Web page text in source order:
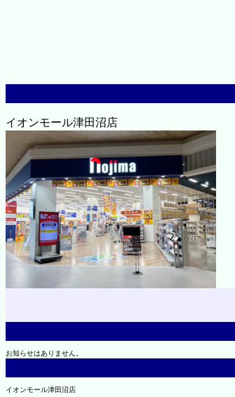
イオンモール津田沼店
お知らせはありません。
イオンモール津田沼店